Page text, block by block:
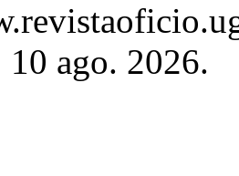
10 ago. 2026.